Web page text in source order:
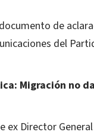
de
del
Migración no
ex Director